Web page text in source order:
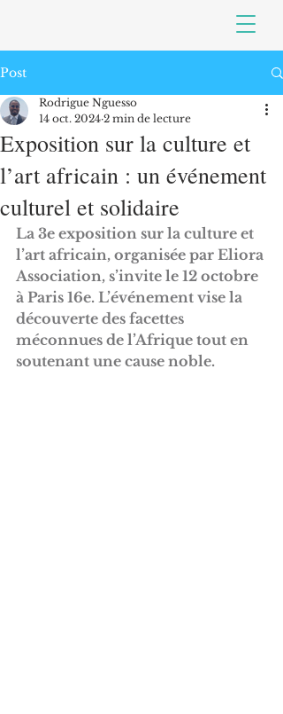
Post
Exposition sur la culture et
l’art africain : un événement
culturel et solidaire
Rodrigue Nguesso
14 oct. 2024 2 min de lecture
La 3e exposition sur la culture et
l’art africain, organisée par Eliora
Association, s’invite le 12 octobre
à Paris 16e. L’événement vise la
découverte des facettes
méconnues de l’Afrique tout en
soutenant une cause noble.